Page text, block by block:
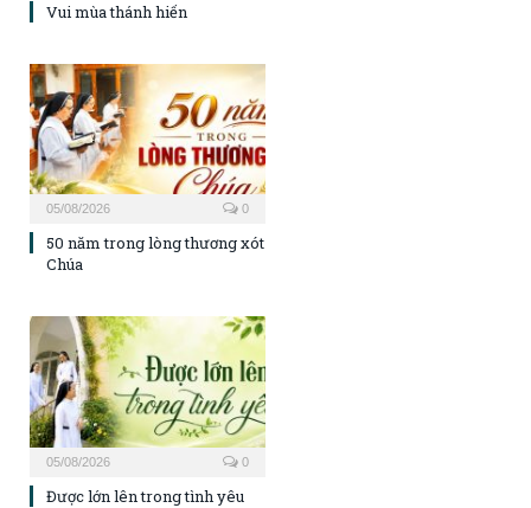
Vui mùa thánh hiến
05/08/2026 0
50 năm trong lòng thương xót
Chúa
05/08/2026 0
Được lớn lên trong tình yêu